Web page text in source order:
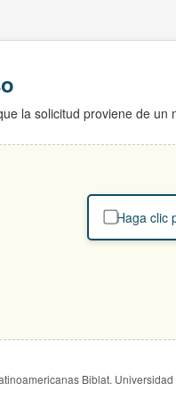
la solicitud proviene de un
Haga clic
Biblat.